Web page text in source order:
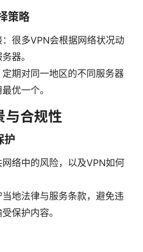
策略
很多VPN会根据网络状况动
器。
期对同一地区的不同服务器
优一个。
与合规性
护
络中的风险，以及VPN如何
地法律与服务条款，避免违
保护内容。